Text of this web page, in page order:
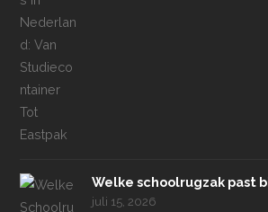
Welke schoolrugzak past
juli 15, 2026